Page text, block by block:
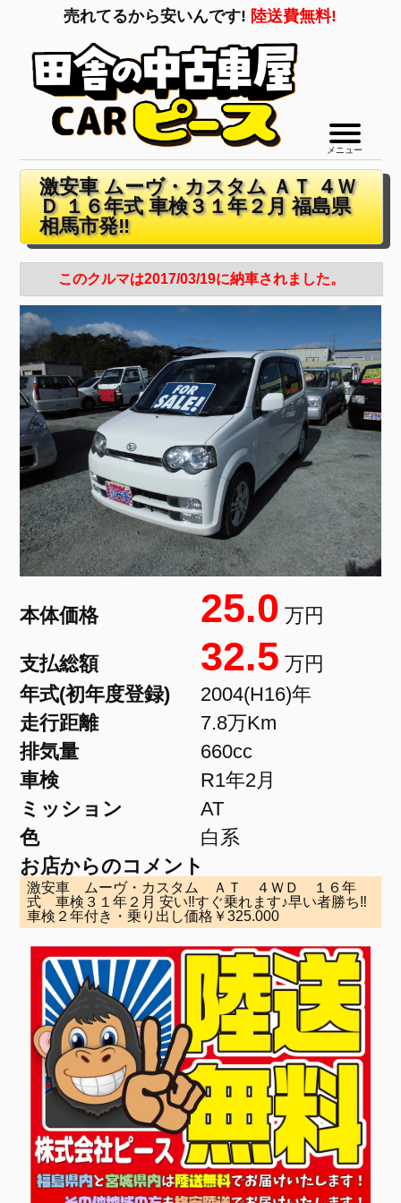
売れてるから安いんです! 陸送費無料!
メニュー
激安車 ムーヴ・カスタム ＡＴ ４Ｗ
Ｄ １６年式 車検３１年２月 福島県
相馬市発‼
このクルマは2017/03/19に納車されました。
本体価格 25.0 万円
支払総額 32.5 万円
年式(初年度登録)
2004(H16)年
走行距離
7.8万Km
排気量
660cc
車検
R1年2月
ミッション
AT
色
白系
お店からのコメント
激安車 ムーヴ・カスタム ＡＴ ４ＷＤ １６年
式 車検３１年２月 安い‼すぐ乗れます♪早い者勝ち‼
車検２年付き・乗り出し価格￥325.000